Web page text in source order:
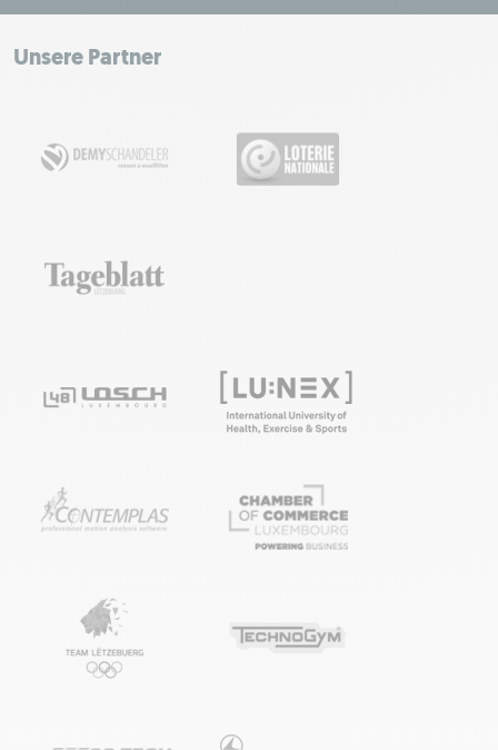
+
−
Unsere Partner